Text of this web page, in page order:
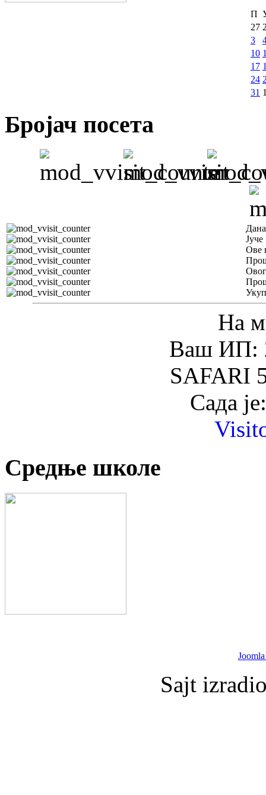
П
27
3
10
17
24
31
Бројач посета
Јуче
Ове
На
Ваш ИП:
SAFARI
Сада
Средње школе
Sajt